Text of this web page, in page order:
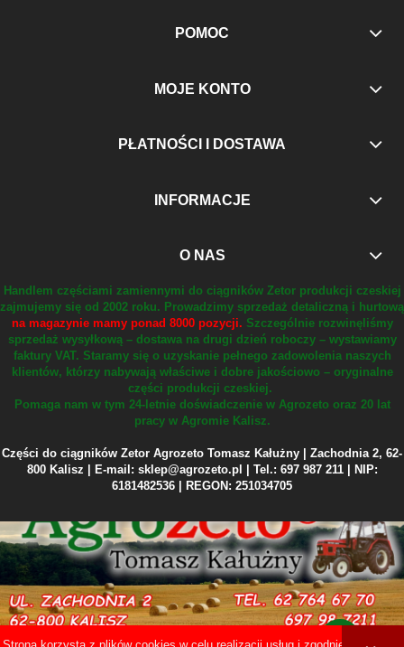
POMOC
MOJE KONTO
PŁATNOŚCI I DOSTAWA
INFORMACJE
O NAS
Handlem częściami zamiennymi do ciągników Zetor produkcji czeskiej
zajmujemy się od 2002 roku. Prowadzimy sprzedaż detaliczną i hurtową
na magazynie mamy ponad 8000 pozycji. Szczególnie rozwinęliśmy
sprzedaż wysyłkową – dostawa na drugi dzień roboczy – wystawiamy
faktury VAT. Staramy się o uzyskanie pełnego zadowolenia naszych
klientów, którzy nabywają właściwe i dobre jakościowo – oryginalne
części produkcji czeskiej.
Pomaga nam w tym 24-letnie doświadczenie w Agrozeto oraz 20 lat
pracy w Agromie Kalisz.
Części do ciągników Zetor Agrozeto Tomasz Kałużny | Zachodnia 2, 62-
800 Kalisz | E-mail: sklep@agrozeto.pl | Tel.: 697 987 211 | NIP:
6181482536 | REGON: 251034705